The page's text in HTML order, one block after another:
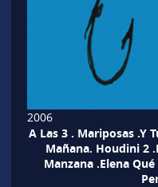
2006
A Las 3 . Mariposas .Y
Mañana. Houdini 2
Manzana .Elena